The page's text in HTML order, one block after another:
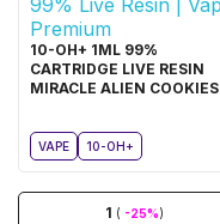
10-OH+ 1ML 99%
CARTRIDGE LIVE RESIN
MIRACLE ALIEN COOKIES
VAPE 10-OH+
1 ( -25%)